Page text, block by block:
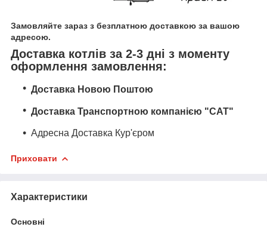
Замовляйте зараз з безплатною доставкою за вашою
адресою.
Доставка котлів за 2-3 дні з моменту
оформлення замовлення:
Доставка Новою Поштою
Доставка Транспортною компанією "САТ"
Адресна Доставка Кур'єром
Приховати
Характеристики
Основні